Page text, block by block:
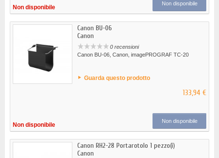
Non disponibile
Non disponibile
Canon BU-06
Canon
0 recensioni
Canon BU-06, Canon, imagePROGRAF TC-20
Guarda questo prodotto
133,94 €
Non disponibile
Non disponibile
Canon RH2-28 Portarotolo 1 pezzo(i)
Canon